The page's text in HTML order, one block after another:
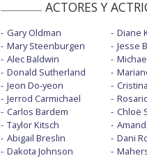
ACTORES Y
Gary Oldman
Mary Steenburgen
Alec Baldwin
Donald Sutherland
Jeon Do-yeon
Jerrod Carmichael
Carlos Bardem
Taylor Kitsch
Abigail Breslin
Dakota Johnson
Diane
Jesse
Chloë
Dani